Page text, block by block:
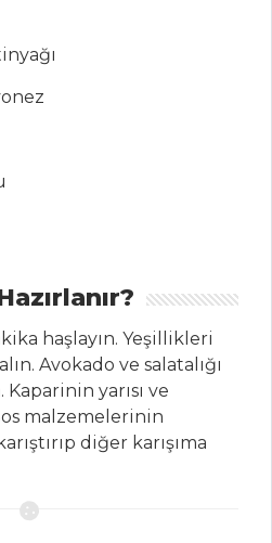
haşlayın. Yeşillikleri
Avokado ve salatalığı
yarısı ve
malzemelerinin
diğer karışıma